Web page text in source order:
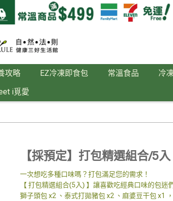
攻略 EZ冷凍即食包 常溫食品 冷
i覓愛
【採預定】打包精選組合/5入
一次想吃多種口味嗎？打包滿足您的需求！
【 打包精選組合(5入) 】讓喜歡吃經典口味的包
獅子頭包 x2 、泰式打拋豬包 x2 、麻婆豆干包 x1